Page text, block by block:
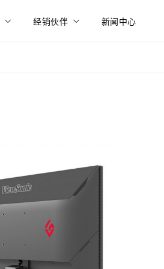
经销伙伴 新闻中心